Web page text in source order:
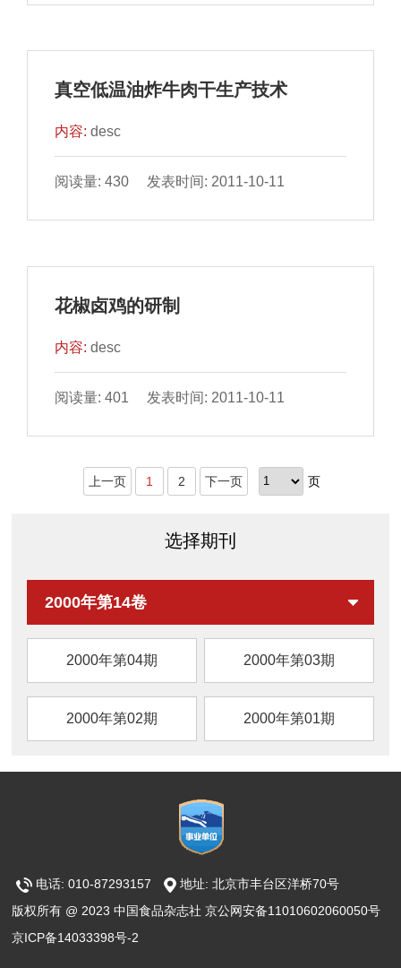
真空低温油炸牛肉干生产技术
内容:desc
阅读量: 430 发表时间: 2011-10-11
花椒卤鸡的研制
内容:desc
阅读量: 401 发表时间: 2011-10-11
上一页 1 2 下一页 页
选择期刊
2000年第14卷
2000年第04期 2000年第03期
2000年第02期 2000年第01期
电话: 010-87293157
地址: 北京市丰台区洋桥70号
版权所有 @ 2023 中国食品杂志社 京公网安备11010602060050号
京ICP备14033398号-2